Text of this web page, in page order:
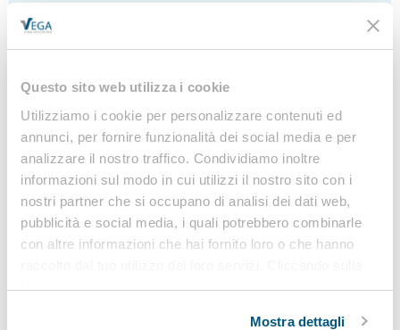
Questo sito web utilizza i cookie
Utilizziamo i cookie per personalizzare contenuti ed
annunci, per fornire funzionalità dei social media e per
analizzare il nostro traffico. Condividiamo inoltre
informazioni sul modo in cui utilizzi il nostro sito con i
nostri partner che si occupano di analisi dei dati web,
pubblicità e social media, i quali potrebbero combinarle
con altre informazioni che hai fornito loro o che hanno
“X” in alto a destra si procederà rifiutando tutti i cookie,
Mostra dettagli
periodicità obbligatoria che i lavoratori del settore
e dell’Accordo Stato Regioni 2025 alla luce dei
della norma...
NUOVO ACCORDO STATO REGIONI 2025: LE
PREPOSTI E DIRIGENTI
7 Maggio 2025
sicurezza, definendo nuove regole per corsi,